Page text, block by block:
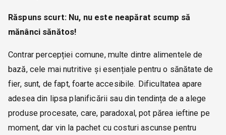
Răspuns scurt: Nu, nu este neapărat scump să
mănânci sănătos!
Contrar percepției comune, multe dintre alimentele de
bază, cele mai nutritive și esențiale pentru o sănătate de
fier, sunt, de fapt, foarte accesibile. Dificultatea apare
adesea din lipsa planificării sau din tendința de a alege
produse procesate, care, paradoxal, pot părea ieftine pe
moment, dar vin la pachet cu costuri ascunse pentru